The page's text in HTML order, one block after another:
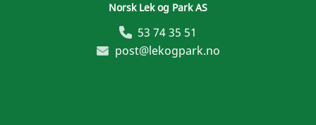
Norsk Lek og Park AS
53 74 35 51
post@lekogpark.no